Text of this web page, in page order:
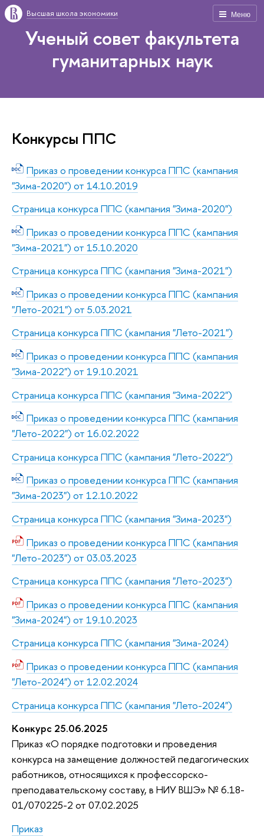
Меню
Высшая школа экономики
Ученый совет факультета
гуманитарных наук
Конкурсы ППС
Приказ о проведении конкурса ППС (кампания
"Зима-2020") от 14.10.2019
Страница конкурса ППС (кампания "Зима-2020")
Приказ о проведении конкурса ППС (кампания
"Зима-2021") от 15.10.2020
Страница конкурса ППС (кампания "Зима-2021")
Приказ о проведении конкурса ППС (кампания
"Лето-2021") от 5.03.2021
Страница конкурса ППС (кампания "Лето-2021")
Приказ о проведении конкурса ППС (кампания
"Зима-2022") от 19.10.2021
Страница конкурса ППС (кампания "Зима-2022")
Приказ о проведении конкурса ППС (кампания
"Лето-2022") от 16.02.2022
Страница конкурса ППС (кампания "Лето-2022")
Приказ о проведении конкурса ППС (кампания
"Зима-2023") от 12.10.2022
Страница конкурса ППС (кампания "Зима-2023")
Приказ о проведении конкурса ППС (кампания
"Лето-2023") от 03.03.2023
Страница конкурса ППС (кампания "Лето-2023")
Приказ о проведении конкурса ППС (кампания
"Зима-2024") от 19.10.2023
Страница конкурса ППС (кампания "Зима-2024)
Приказ о проведении конкурса ППС (кампания
"Лето-2024") от 12.02.2024
Страница конкурса ППС (кампания "Лето-2024")
Конкурс 25.06.2025
Приказ «О порядке подготовки и проведения
конкурса на замещение должностей педагогических
работников, относящихся к профессорско-
преподавательскому составу, в НИУ ВШЭ» № 6.18-
01/070225-2 от 07.02.2025
Приказ